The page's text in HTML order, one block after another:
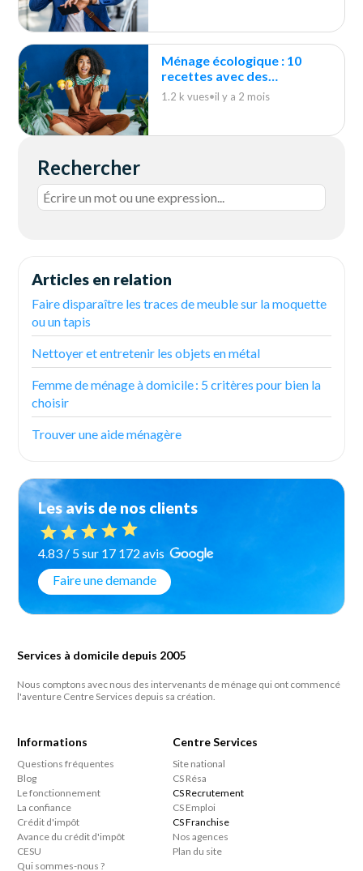
Ménage écologique : 10
recettes avec des
indispensables du quotidien
1.2 k vues•il y a 2 mois
Rechercher
Articles en relation
Faire disparaître les traces de meuble sur la moquette
ou un tapis
Nettoyer et entretenir les objets en métal
Femme de ménage à domicile : 5 critères pour bien la
choisir
Trouver une aide ménagère
Les avis de nos clients
4.83 / 5 sur 17 172 avis
Faire une demande
Services à domicile depuis 2005
Nous comptons avec nous des intervenants de ménage qui ont commencé
l'aventure Centre Services depuis sa création.
Informations
Questions fréquentes
Blog
Le fonctionnement
La confiance
Crédit d'impôt
Avance du crédit d'impôt
CESU
Qui sommes-nous ?
Centre Services
Site national
CS Résa
CS Recrutement
CS Emploi
CS Franchise
Nos agences
Plan du site